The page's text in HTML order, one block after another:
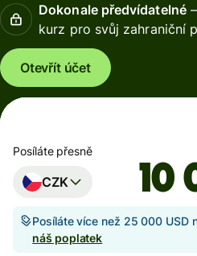
Dokonale předvídatelné–
kurz pro svůj zahraniční
Otevřít účet
Posíláte přesně
CZK
Posíláte více než 25 000 USD
náš poplatek